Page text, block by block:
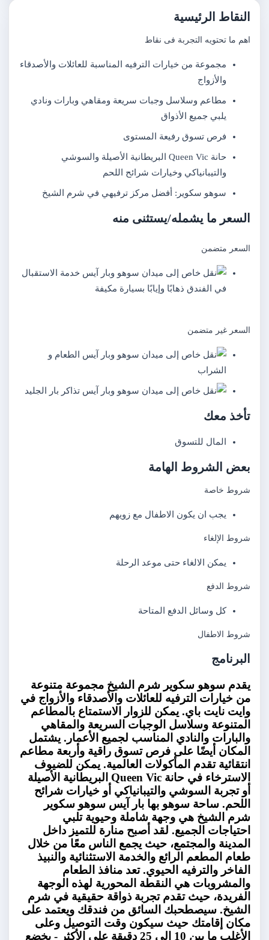
النقاط الرئيسية
اهم ما تحتويه التجربة فى نقاط
مجموعة من خيارات الترفيه المناسبة للعائلات والأصدقاء
والأزواج
مطاعم وسلاسل وجبات سريعة ومقاهي وبارات ونادي
يلبي جميع الأذواق
فرص تسوق رفيعة المستوى
حانة Queen Vic البريطانية الأصيلة والسوشي
والتيبانياكي وخيارات شرائح اللحم
سوهو سكوير: أفضل مركز ترفيهي في شرم الشيخ
السعر ما يشمله/يستثنى منه
السعر متضمن
خدمة الاستقبال
في الفندق ذهابًا وإيابًا بسيارة مكيفة
السعر غير متضمن
الطعام و
الشراب
تذاكر بار الجليد
تأخذ معك
المال للتسوق
بعض الشروط الهامة
شروط خاصة
يجب ان يكون الاطفال مع زويهم
شروط الإلغاء
يمكن الالغاء حتى موعد الرحلة
شروط الدفع
كل وسائل الدفع المتاحة
شروط الاطفال
البرنامج
يقدم سوهو سكوير شرم الشيخ مجموعة متنوعة
من خيارات الترفيه للعائلات والأصدقاء والأزواج في
وايت نايت باي. يمكن للزوار الاستمتاع بالمطاعم
المتنوعة وسلاسل الوجبات السريعة والمقاهي
والبارات والنادي المناسب لجميع الأعمار. يشتمل
المكان أيضًا على فرص تسوق راقية وأربعة مطاعم
انتقائية تقدم المأكولات العالمية. يمكن للضيوف
الاسترخاء في حانة Queen Vic البريطانية الأصيلة
أو تجربة السوشي والتيبانياكي أو خيارات شرائح
اللحم. ساحة سوهو بها بار آيس سوهو سكوير
شرم الشيخ هي وجهة شاملة وحيوية تلبي
احتياجات الجميع. لقد أصبح منارة للتميز داخل
المدينة والمجتمع، حيث يجمع الناس معًا من خلال
طعام المطعم الرائع والخدمة الاستثنائية والنبيذ
الفاخر والترفيه الحيوي. تعد منافذ الطعام
والمشروبات هي النقطة المحورية لهذه الوجهة
الفريدة، حيث تقدم تجربة ذواقة حقيقية في شرم
الشيخ. سيصطحبك السائق من فندقك ويعتمد على
مكان إقامتك حيث سيكون وقت التوصيل وعلى
الأغلب ما بين 10 إلى 25 دقيقة على الأكثر - يخضع